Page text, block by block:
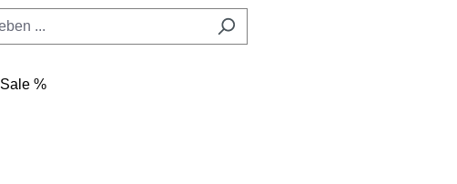
Sale %